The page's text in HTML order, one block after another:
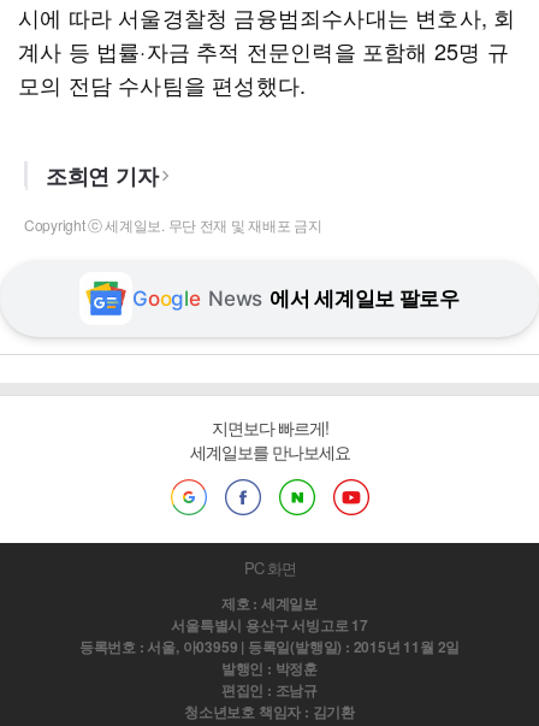
시에 따라 서울경찰청 금융범죄수사대는 변호사, 회
계사 등 법률·자금 추적 전문인력을 포함해 25명 규
모의 전담 수사팀을 편성했다.
조희연 기자
Copyright ⓒ 세계일보. 무단 전재 및 재배포 금지
Google News 에서 세계일보 팔로우
지면보다 빠르게!
세계일보를 만나보세요
PC 화면
제호 : 세계일보
서울특별시 용산구 서빙고로 17
등록번호 : 서울, 아03959 | 등록일(발행일) : 2015년 11월 2일
발행인 : 박정훈
편집인 : 조남규
청소년보호 책임자 : 김기환